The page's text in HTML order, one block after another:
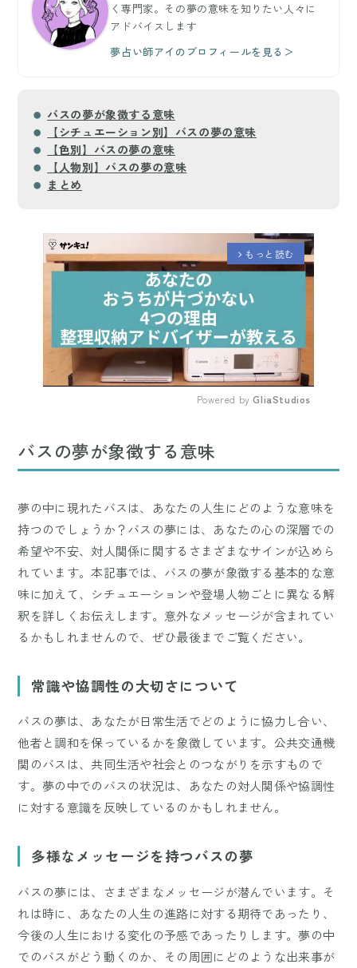
く専門家。その夢の意味を知りたい人々に
アドバイスします
夢占い師アイのプロフィールを見る＞
バスの夢が象徴する意味
【シチュエーション別】バスの夢の意味
【色別】バスの夢の意味
【人物別】バスの夢の意味
まとめ
arrow_forward_ios もっと読む
Powered by GliaStudios
バスの夢が象徴する意味
夢の中に現れたバスは、あなたの人生にどのような意味を
持つのでしょうか？バスの夢には、あなたの心の深層での
希望や不安、対人関係に関するさまざまなサインが込めら
れています。本記事では、バスの夢が象徴する基本的な意
味に加えて、シチュエーションや登場人物ごとに異なる解
釈を詳しくお伝えします。意外なメッセージが含まれてい
るかもしれませんので、ぜひ最後までご覧ください。
常識や協調性の大切さについて
バスの夢は、あなたが日常生活でどのように協力し合い、
他者と調和を保っているかを象徴しています。公共交通機
関のバスは、共同生活や社会とのつながりを示すもので
す。夢の中でのバスの状況は、あなたの対人関係や協調性
に対する意識を反映しているのかもしれません。
多様なメッセージを持つバスの夢
バスの夢には、さまざまなメッセージが潜んでいます。そ
れは時に、あなたの人生の進路に対する期待であったり、
今後の人生における変化の予感であったりします。夢の中
でのバスがどう動くのか、その周囲にどのような出来事が